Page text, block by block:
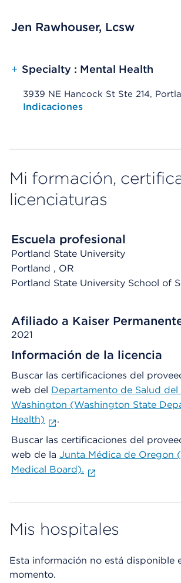
Jen Rawhouser, Lcsw
+ Specialty : Mental Health
3939 NE Hancock St Ste 214,
Opens native map application on
Indicaciones
Mi formación,
licenciaturas
Escuela profesional
Portland State University
Portland , OR
Portland State University School of
Afiliado a Kaiser
2021
Información de la licencia
Buscar las certificaciones del
web del Departamento de Salud
Washington (Washington State
Health)
.
Buscar las certificaciones del
web de la Junta Médica de Oregon
Medical Board).
Mis hospitales
Esta información no está disponible
momento.